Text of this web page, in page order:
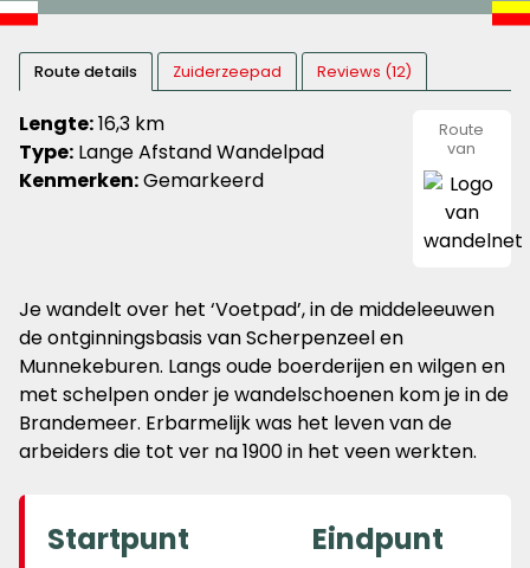
Route details Zuiderzeepad Reviews (12)
Lengte:16,3 km
Type: Lange Afstand Wandelpad
Kenmerken:Gemarkeerd
Route
van
Je wandelt over het ‘Voetpad’, in de middeleeuwen
de ontginningsbasis van Scherpenzeel en
Munnekeburen. Langs oude boerderijen en wilgen en
met schelpen onder je wandelschoenen kom je in de
Brandemeer. Erbarmelijk was het leven van de
arbeiders die tot ver na 1900 in het veen werkten.
Startpunt Eindpunt